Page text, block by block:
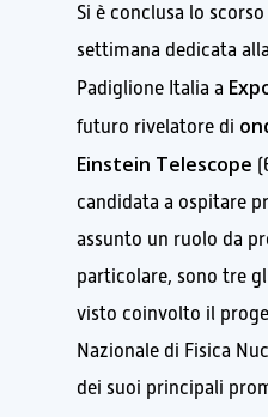
Si è conclusa lo
settimana dedicata
Padiglione Italia a
futuro rivelatore di
Einstein Telescope
candidata a ospitare
assunto un ruolo da
particolare, sono tre
visto coinvolto il
Nazionale di Fisica
dei suoi principali